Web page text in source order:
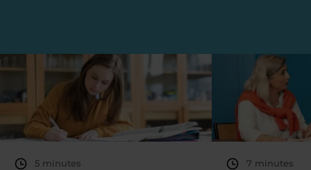
5 minutes 7 minutes